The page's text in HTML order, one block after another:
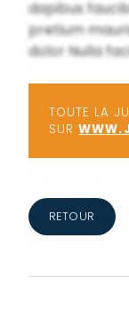
dapibus
pretium
dolor Nulla
TOUTE LA
SUR
RETOUR